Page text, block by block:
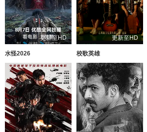
更新至HD
水怪2026
更新至HD
校歌英雄